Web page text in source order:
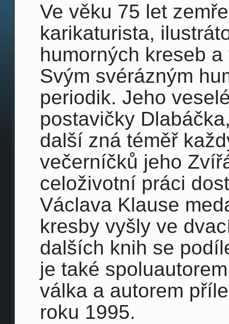
Ve věku 75 let
karikaturista,
humorných kreseb
Svým svérázným
periodik. Jeho
postavičky
další zná téměř
večerníčků jeho
celoživotní práci
Václava Klause
kresby vyšly ve
dalších knih se
je také
válka a autorem
roku 1995.